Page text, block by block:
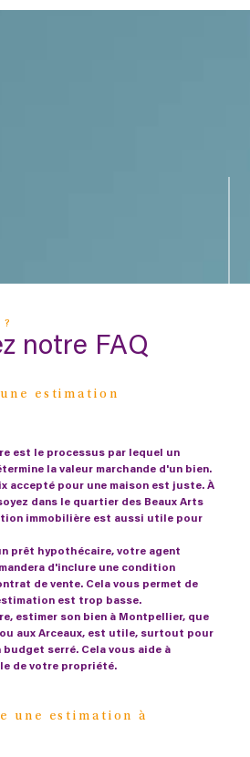
notre FAQ
estimation
est le processus par lequel un
la valeur marchande d'un bien.
accepté pour une maison est juste. À
dans le quartier des Beaux Arts
immobilière est aussi utile pour
prêt hypothécaire, votre agent
d'inclure une condition
de vente. Cela vous permet de
est trop basse.
estimer son bien à Montpellier, que
aux Arceaux, est utile, surtout pour
serré. Cela vous aide à
de votre propriété.
une estimation à